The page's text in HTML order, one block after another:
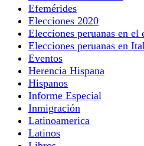
Efemérides
Elecciones 2020
Elecciones peruanas en el
Elecciones peruanas en
Eventos
Herencia Hispana
Hispanos
Informe Especial
Inmigración
Latinoamerica
Latinos